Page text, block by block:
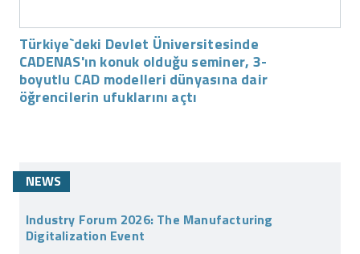
Türkiye`deki Devlet Üniversitesinde
CADENAS'ın konuk olduğu seminer, 3-
boyutlu CAD modelleri dünyasına dair
öğrencilerin ufuklarını açtı
NEWS
Industry Forum 2026: The Manufacturing
Digitalization Event